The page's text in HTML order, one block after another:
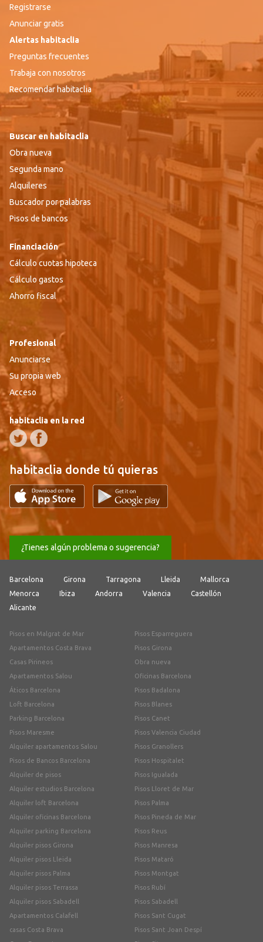
Registrarse
Anunciar gratis
Alertas habitaclia
Preguntas frecuentes
Trabaja con nosotros
Recomendar habitaclia
Buscar en habitaclia
Obra nueva
Segunda mano
Alquileres
Buscador por palabras
Pisos de bancos
Financiación
Cálculo cuotas hipoteca
Cálculo gastos
Ahorro fiscal
Profesional
Anunciarse
Su propia web
Acceso
habitaclia en la red
habitaclia donde tú quieras
¿Tienes algún problema o sugerencia?
Barcelona Girona Tarragona Lleida
Mallorca
Menorca
Ibiza Andorra Valencia
Castellón
Alicante
Pisos en Malgrat de Mar
Apartamentos Costa Brava
Casas Pirineos
Apartamentos Salou
Áticos Barcelona
Loft Barcelona
Parking Barcelona
Pisos Maresme
Alquiler apartamentos Salou
Pisos de Bancos Barcelona
Alquiler de pisos
Alquiler estudios Barcelona
Alquiler loft Barcelona
Alquiler oficinas Barcelona
Alquiler parking Barcelona
Alquiler pisos Girona
Alquiler pisos Lleida
Alquiler pisos Palma
Alquiler pisos Terrassa
Alquiler pisos Sabadell
Apartamentos Calafell
casas Costa Brava
Pisos Esparreguera
Pisos Girona
Obra nueva
Oficinas Barcelona
Pisos Badalona
Pisos Blanes
Pisos Canet
Pisos Valencia Ciudad
Pisos Granollers
Pisos Hospitalet
Pisos Igualada
Pisos Lloret de Mar
Pisos Palma
Pisos Pineda de Mar
Pisos Reus
Pisos Manresa
Pisos Mataró
Pisos Montgat
Pisos Rubí
Pisos Sabadell
Pisos Sant Cugat
Pisos Sant Joan Despí